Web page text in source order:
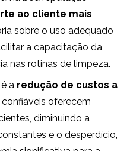
ao cliente mais
sobre o uso adequado
a capacitação da
nas rotinas de limpeza.
a redução de custos a
oferecem
diminuindo a
e o desperdício,